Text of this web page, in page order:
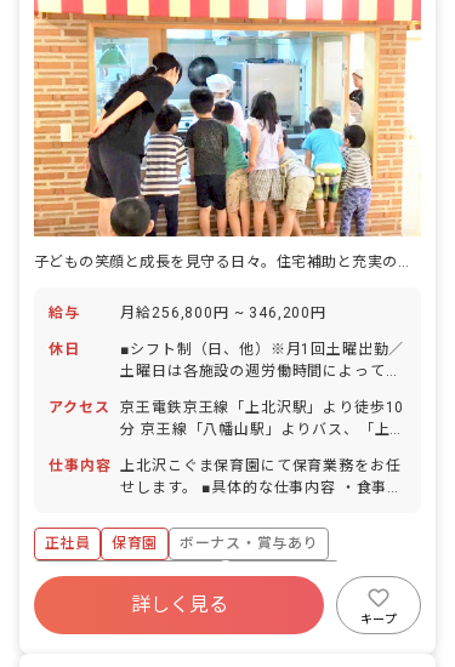
子どもの笑顔と成長を見守る日々。住宅補助と充実の福利厚生で安心のキャリア
給与 月給256,800円 ~ 346,200円
休日
■シフト制（日、他）※月1回土曜出勤／
土曜日は各施設の週労働時間によって定
目12日、3年目16日（2024年度取得平
均取得日数13.3日⇒就労2週間で有給休
暇付与。（法定では6カ月勤務後） ■年
末年始休暇（12/29～1/3 ＋ 1日） ■夏
間） ■感染症特別休暇（1疾病につき7日
間） ■結婚休暇（5日間） ■出産支援休
長期勤続休暇（勤続10年＝連続2日 20
年・30年＝連続5日） ■指定難病罹患者
並びにがん患者就労支援休暇（月1回）
アクセス
京王電鉄京王線「上北沢駅」より徒歩10
分 京王線「八幡山駅」よりバス、「上北
仕事内容 上北沢こぐま保育園にて保育業務をお任
せします。 ■具体的な仕事内容 ・食事や
の成長の見守り ・保育室内清掃及び消毒
業務
正社員 保育園
ボーナス・賞与あり
寮・住宅・家賃補助あり
社会保険完備
福利厚生充実
産休育休制度
詳しく見る
キープ